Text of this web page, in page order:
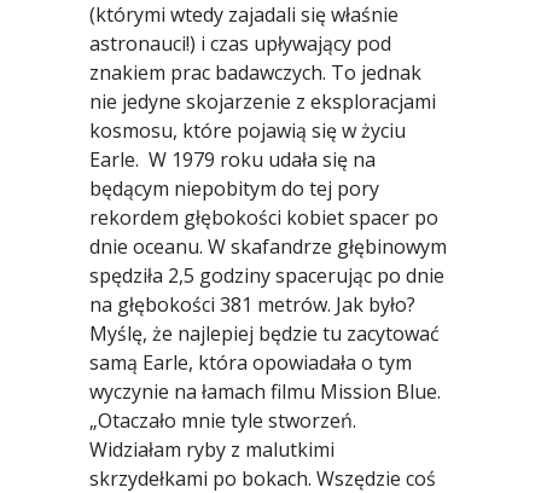
(którymi wtedy zajadali się właśnie
astronauci!) i czas upływający pod
znakiem prac badawczych. To jednak
nie jedyne skojarzenie z eksploracjami
kosmosu, które pojawią się w życiu
Earle. W 1979 roku udała się na
będącym niepobitym do tej pory
rekordem głębokości kobiet spacer po
dnie oceanu. W skafandrze głębinowym
spędziła 2,5 godziny spacerując po dnie
na głębokości 381 metrów. Jak było?
Myślę, że najlepiej będzie tu zacytować
samą Earle, która opowiadała o tym
wyczynie na łamach filmu Mission Blue.
„Otaczało mnie tyle stworzeń.
Widziałam ryby z malutkimi
skrzydełkami po bokach. Wszędzie coś